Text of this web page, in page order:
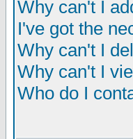
Why can't I
I've got the
Why can't I
Why can't I
Who do I